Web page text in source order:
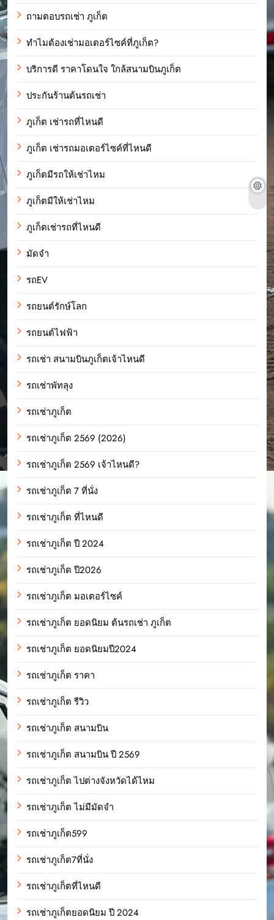
ถามตอบรถเช่า ภูเก็ต
ทำไมต้องเช่ามอเตอร์ไซค์ที่ภูเก็ต?
บริการดี ราคาโดนใจ ใกล้สนามบินภูเก็ต
ประกันร้านต้นรถเช่า
ภูเก็ต เช่ารถที่ไหนดี
ภูเก็ต เช่ารถมอเตอร์ไซค์ที่ไหนดี
ภูเก็ตมีรถให้เช่าไหม
ภูเก็ตมีให้เช่าไหม
ภูเก็ตเช่ารถที่ไหนดี
มัดจำ
รถEV
รถยนต์รักษ์โลก
รถยนต์ไฟฟ้า
รถเช่า สนามบินภูเก็ตเจ้าไหนดี
รถเช่าพัทลุง
รถเช่าภูเก็ต
รถเช่าภูเก็ต 2569 (2026)
รถเช่าภูเก็ต 2569 เจ้าไหนดี?
รถเช่าภูเก็ต 7 ที่นั่ง
รถเช่าภูเก็ต ที่ไหนดี
รถเช่าภูเก็ต ปี 2024
รถเช่าภูเก็ต ปี2026
รถเช่าภูเก็ต มอเตอร์ไซค์
รถเช่าภูเก็ต ยอดนิยม ต้นรถเช่า ภูเก็ต
รถเช่าภูเก็ต ยอดนิยมปี2024
รถเช่าภูเก็ต ราคา
รถเช่าภูเก็ต รีวิว
รถเช่าภูเก็ต สนามบิน
รถเช่าภูเก็ต สนามบิน ปี 2569
รถเช่าภูเก็ต ไปต่างจังหวัดได้ไหม
รถเช่าภูเก็ต ไม่มีมัดจำ
รถเช่าภูเก็ต599
รถเช่าภูเก็ต7ที่นั่ง
รถเช่าภูเก็ตที่ไหนดี
รถเช่าภูเก็ตยอดนิยม ปี 2024